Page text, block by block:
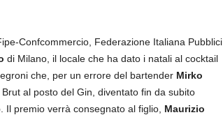
Confcommercio, Federazione Italiana Pubblici
di Milano, il locale che ha dato i natali al cocktail
che, per un errore del bartender Mirko
al posto del Gin, diventato fin da subito
Il premio verrà consegnato al figlio, Maurizio